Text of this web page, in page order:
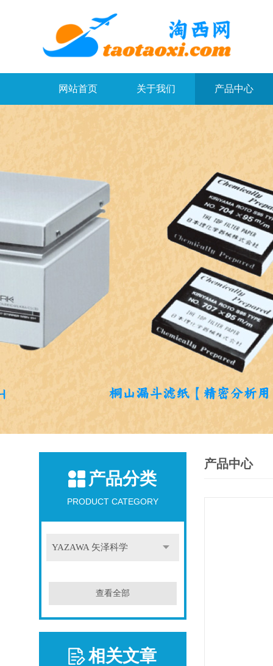
网站首页 关于我们 产品中心
产品分类
PRODUCT CATEGORY
YAZAWA 矢泽科学
查看全部
相关文章
产品中心